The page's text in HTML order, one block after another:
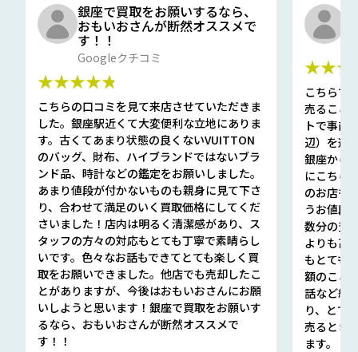
銀座で買取をお願いするなら、
おもいおさんが断然オススメで
す！！
Googleクチコミ
★★★★★
こちらの口コミを見て来店させていただきま
した。銀座駅近くて大変便利な立地にありま
す。古くてあまり状態の良くないVUITTON
のバッグ、財布、ハイブランドではないブラ
ンド品、時計などの鑑定をお願いしました。
あまり値段が付かないものも親身に見て下さ
り、合わせて満足のいく買取価格にしてくだ
さいました！店内は明るく清潔感があり、ス
タッフの方々の対応もとても丁寧で素晴らし
いです。色々なお話もできてとても楽しく買
取をお願いできました。他店でも売却したこ
とがありますが、今後はおもいおさんにお願
いしようと思います！銀座で買取をお願いす
るなら、おもいおさんが断然オススメで
す！！
こちらで
売ること
トで事前
辺）を選
銀座から
にこちら
のお店も
うお値段
数分の査
よりも高
もとても
額のこと
話など細
り、とて
売るとき
ます。